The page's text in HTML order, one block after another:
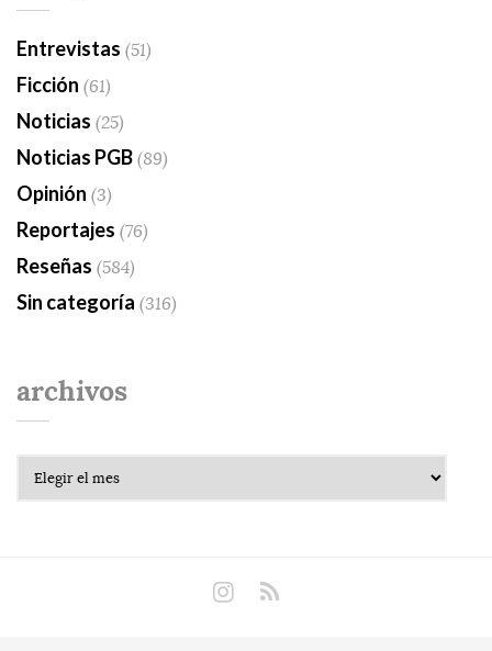
Entrevistas (51)
Ficción (61)
Noticias (25)
Noticias PGB(89)
Opinión (3)
Reportajes (76)
Reseñas (584)
Sin categoría (316)
archivos